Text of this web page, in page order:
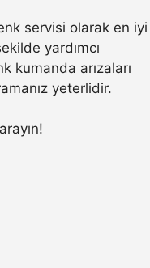
servisi olarak en iyi
yardımcı
kumanda arızaları
yeterlidir.